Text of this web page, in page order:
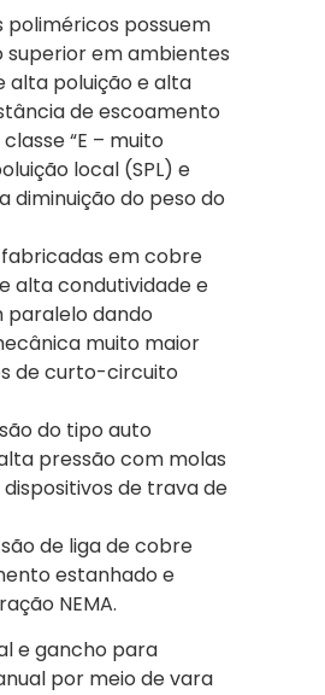
poliméricos possuem
superior em ambientes
alta poluição e alta
de escoamento
“E – muito
local (SPL) e
diminuição do peso do
em cobre
alta condutividade e
paralelo dando
muito maior
de curto-circuito
do tipo auto
pressão com molas
dispositivos de trava de
de liga de cobre
estanhado e
NEMA.
e gancho para
por meio de vara